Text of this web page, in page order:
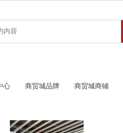
心 商贸城品牌 商贸城商铺